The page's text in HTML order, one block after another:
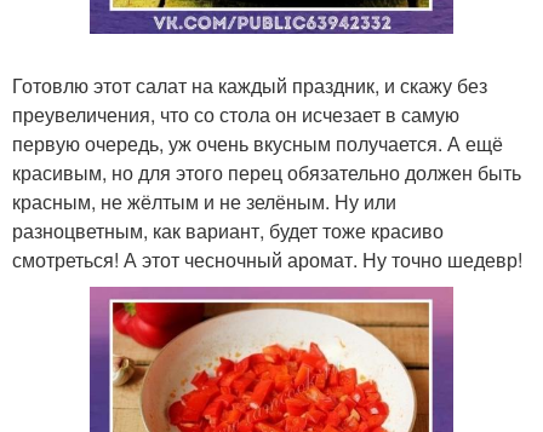
Готовлю этот салат на каждый праздник, и скажу без
преувеличения, что со стола он исчезает в самую
первую очередь, уж очень вкусным получается. А ещё
красивым, но для этого перец обязательно должен быть
красным, не жёлтым и не зелёным. Ну или
разноцветным, как вариант, будет тоже красиво
смотреться! А этот чесночный аромат. Ну точно шедевр!